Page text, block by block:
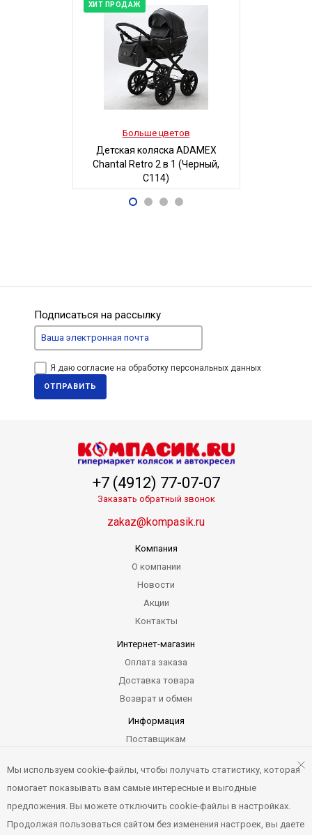
ХИТ ПРОДАЖ
Больше цветов
Детская коляска ADAMEX
Chantal Retro 2 в 1 (Черный,
C114)
68 700 Р
Подписаться на рассылку
Я даю согласие на обработку персональных данных
ОТПРАВИТЬ
+7 (4912) 77-07-07
Заказать обратный звонок
zakaz@kompasik.ru
Компания
О компании
Новости
Акции
Контакты
Интернет-магазин
Оплата заказа
Доставка товара
Возврат и обмен
Информация
Поставщикам
Компасик.ру © 2012-2026. Все права защищены. Не является
Мы используем cookie-файлы, чтобы получать статистику, которая
помогает показывать вам самые интересные и выгодные
предложения. Вы можете отключить cookie-файлы в настройках.
Продолжая пользоваться сайтом без изменения настроек, вы даете